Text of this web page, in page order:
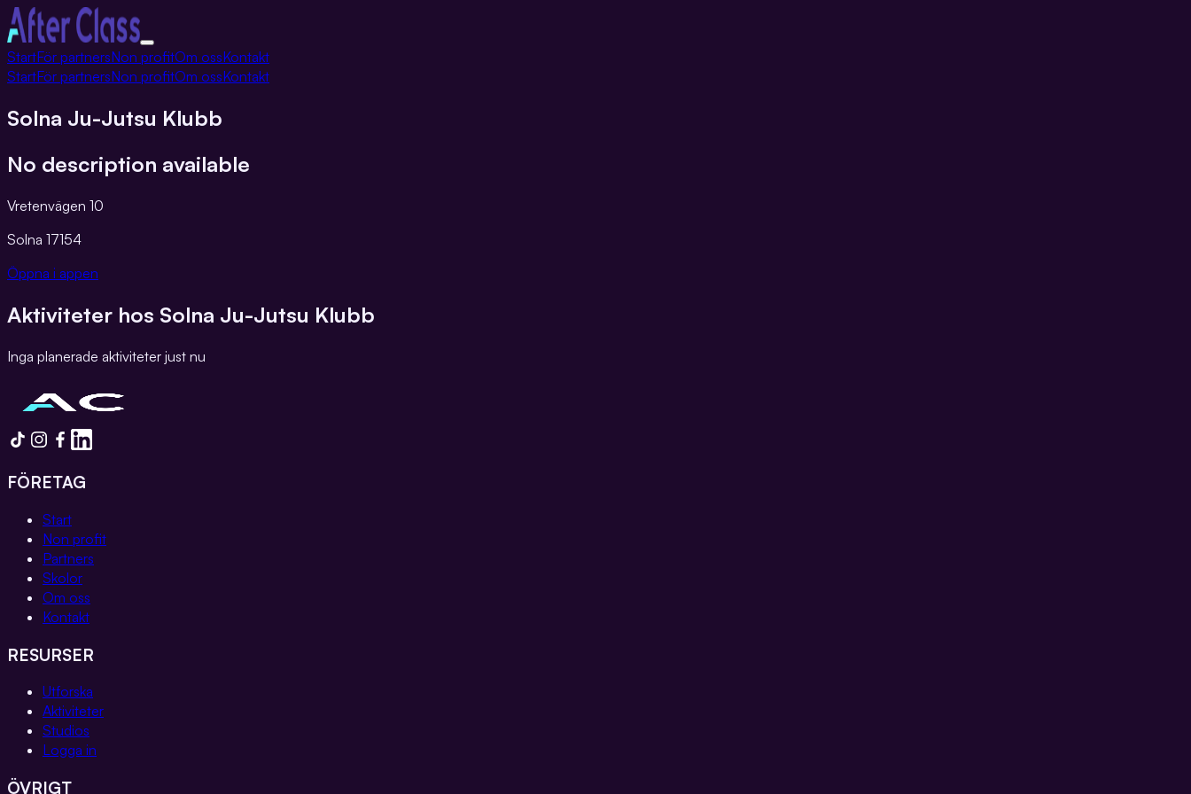
Växla
navigation
StartFör partnersNon profitOm ossKontakt
StartFör partnersNon profitOm ossKontakt
Solna Ju-Jutsu Klubb
No description available
Vretenvägen 10
Solna 17154
Öppna i appen
Aktiviteter hos Solna Ju-Jutsu Klubb
Inga planerade aktiviteter just nu
FÖRETAG
Start
Non profit
Partners
Skolor
Om oss
Kontakt
RESURSER
Utforska
Aktiviteter
Studios
Logga in
ÖVRIGT